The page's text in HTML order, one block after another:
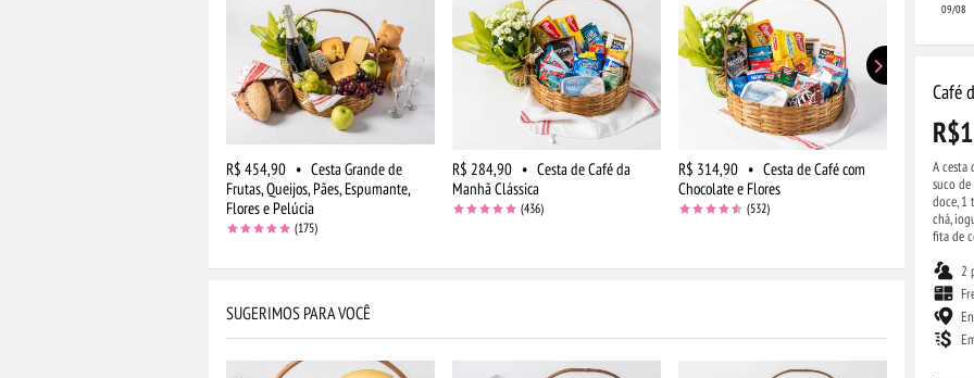
R$ 454,90 • Cesta Grande de
Frutas, Queijos, Pães, Espumante,
Flores e Pelúcia
(175)
R$ 284,90 • Cesta de Café da
Manhã Clássica
(436)
R$ 314,90 • Cesta de Café com
Chocolate e Flores
(532)
R$ 519,90
Frutas,
SUGERIMOS PARA VOCÊ
09/08
Café
A cesta
suco de
doce, 1
chá,
fita de
2